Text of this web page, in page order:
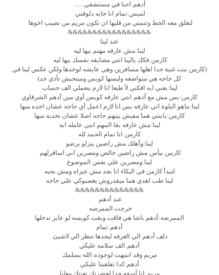
أدهم:احنا في مستشفي.......
لميس:تمام انا جايه دلوقتي
لتغلق معه الخط وتتمني من قلبها ان تكون مريم من نصيب اخوها
&&&&&&&&&&&&&&&&&
عند لينا
لينا:مش عارفه مهتم بيها ليه
كارمن:فكك يالينا انتي مضايقه نفسك بيها ليه
(كارمن بنت غنية جدا اهلها مسافرين وهي عايشه لوحدها ولكن عكس لينا في
كل حاجه هي متواضعه ولبسها كويس ومبتحبش تأذي حد)
لينا:يعني ايه افكني لأ طبعا انا لازم يتعملي الف حساب
كارمن:بس مش مع أدهم انتي عارفه كويس أوي مين أدهم الشرقاوي
لينا:ماهو البلوة اني عارفه بس انا لازم اعمل أي حاجه عشان اخده منها
كارمن:يابنتي هما مفيش بينهم حاجه اصلا عشان تخديه منها
لينا:مش عارفه بقا المهم انتي عامله ايه
كارمن:انا تمام الحمد لله
لينا:وأهلك مش راضين ينزلو برضو
كارمن بيأس:مش راضين خالص ومصرين اني اسافرلهم
لينا:ومصرين علي نفس الموضوع
لتبدأ كارمن في البكاء انا بجد مش عيزاه ومش بحبه
لينا:طب اهدي هما ميقدروش يغصبوكي علي حاجه
&&&&&&&&&&&&&&
عند أدهم
خرجت الممرضه
الممرضه:أدهم باشا هي فاقت وبقت كويسه لو عايز تدخلها
أدهم:تمام
دلف أدهم الي الغرفه ليجدها تنظر الي لاشيئ
أدهم:الف سلامه عليكي
مريم وقد انتبهت لوجوده:الله يسلمك
أدهم:كدا تقلقينا عليكي
مريم:انا آسفه جدا لحضرتك تعبتك معايا